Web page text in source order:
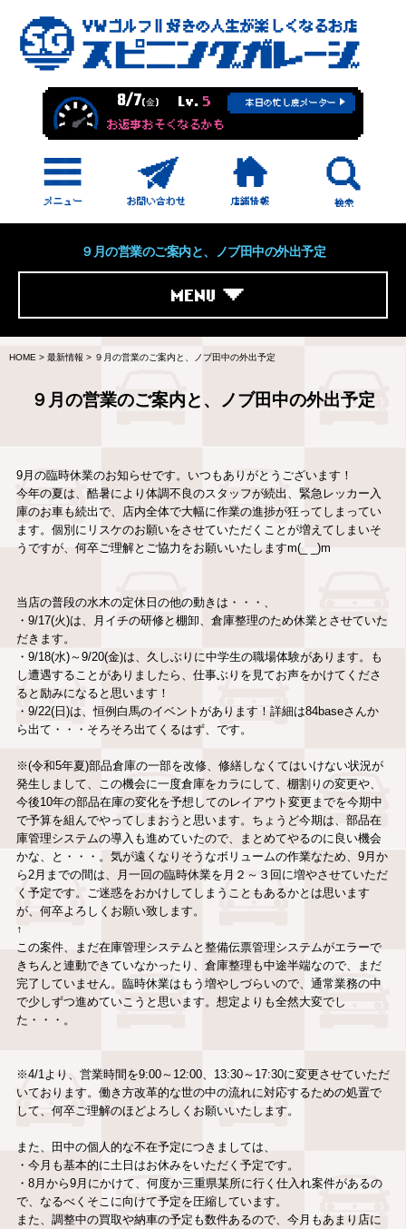
8/7(金) Lv. 5 本日の忙し度メーター
お返事おそくなるかも
９月の営業のご案内と、ノブ田中の外出予定
MENU
HOME > 最新情報 > ９月の営業のご案内と、ノブ田中の外出予定
９月の営業のご案内と、ノブ田中の外出予定
9月の臨時休業のお知らせです。いつもありがとうございます！
今年の夏は、酷暑により体調不良のスタッフが続出、緊急レッカー入
庫のお車も続出で、店内全体で大幅に作業の進捗が狂ってしまってい
ます。個別にリスケのお願いをさせていただくことが増えてしまいそ
うですが、何卒ご理解とご協力をお願いいたしますm(_ _)m
当店の普段の水木の定休日の他の動きは・・・、
・9/17(火)は、月イチの研修と棚卸、倉庫整理のため休業とさせていた
だきます。
・9/18(水)～9/20(金)は、久しぶりに中学生の職場体験があります。も
し遭遇することがありましたら、仕事ぶりを見てお声をかけてくださ
ると励みになると思います！
・9/22(日)は、恒例白馬のイベントがあります！詳細は84baseさんか
ら出て・・・そろそろ出てくるはず、です。
※(令和5年夏)部品倉庫の一部を改修、修繕しなくてはいけない状況が
発生しまして、この機会に一度倉庫をカラにして、棚割りの変更や、
今後10年の部品在庫の変化を予想してのレイアウト変更までを今期中
で予算を組んでやってしまおうと思います。ちょうど今期は、部品在
庫管理システムの導入も進めていたので、まとめてやるのに良い機会
かな、と・・・。気が遠くなりそうなボリュームの作業なため、9月か
ら2月までの間は、月一回の臨時休業を月２～３回に増やさせていただ
く予定です。ご迷惑をおかけしてしまうこともあるかとは思います
が、何卒よろしくお願い致します。
↑
この案件、まだ在庫管理システムと整備伝票管理システムがエラーで
きちんと連動できていなかったり、倉庫整理も中途半端なので、まだ
完了していません。臨時休業はもう増やしづらいので、通常業務の中
で少しずつ進めていこうと思います。想定よりも全然大変でし
た・・・。
※4/1より、営業時間を9:00～12:00、13:30～17:30に変更させていただ
いております。働き方改革的な世の中の流れに対応するための処置で
して、何卒ご理解のほどよろしくお願いいたします。
また、田中の個人的な不在予定につきましては、
・今月も基本的に土日はお休みをいただく予定です。
・8月から9月にかけて、何度か三重県某所に行く仕入れ案件があるの
で、なるべくそこに向けて予定を圧縮しています。
また、調整中の買取や納車の予定も数件あるので、今月もあまり店に